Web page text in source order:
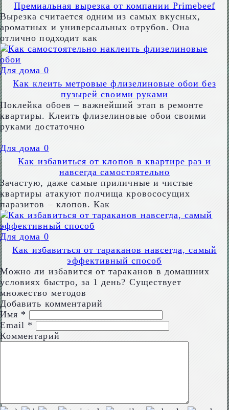
Премиальная вырезка от компании Primebeef
Вырезка считается одним из самых вкусных,
ароматных и универсальных отрубов. Она
отлично подходит как
Для дома 0
Как клеить метровые флизелиновые обои без
пузырей своими руками
Поклейка обоев – важнейший этап в ремонте
квартиры. Клеить флизелиновые обои своими
руками достаточно
Для дома 0
Как избавиться от клопов в квартире раз и
навсегда самостоятельно
Зачастую, даже самые приличные и чистые
квартиры атакуют полчища кровососущих
паразитов – клопов. Как
Для дома 0
Как избавиться от тараканов навсегда, самый
эффективный способ
Можно ли избавится от тараканов в домашних
условиях быстро, за 1 день? Существует
множество методов
Добавить комментарий
Имя *
Email *
Комментарий